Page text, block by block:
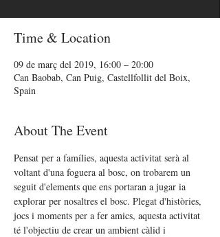
Time & Location
09 de març del 2019, 16:00 – 20:00
Can Baobab, Can Puig, Castellfollit del Boix,
Spain
About The Event
Pensat per a famílies, aquesta activitat serà al
voltant d'una foguera al bosc, on trobarem un
seguit d'elements que ens portaran a jugar ia
explorar per nosaltres el bosc. Plegat d'històries,
jocs i moments per a fer amics, aquesta activitat
té l'objectiu de crear un ambient càlid i